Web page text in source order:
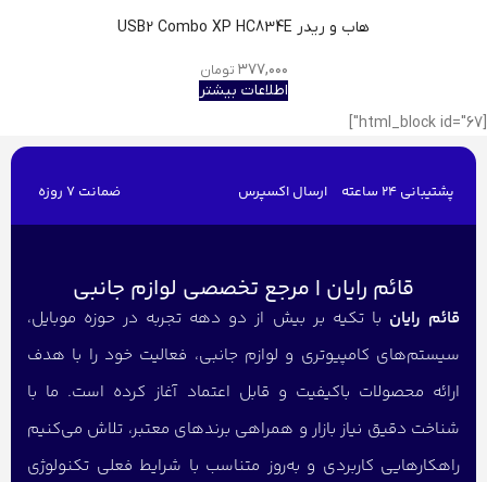
هاب و ریدر USB2 Combo XP HC834E
۳۷۷,۰۰۰ تومان
اطلاعات بیشتر
[html_block id="67"]
پشتیبانی 24 ساعته ارسال اکسپرس ضمانت 7 روزه
قائم رایان | مرجع تخصصی لوازم جانبی
قائم رایان با تکیه بر بیش از دو دهه تجربه در حوزه موبایل،
سیستم‌های کامپیوتری و لوازم جانبی، فعالیت خود را با هدف
ارائه محصولات باکیفیت و قابل اعتماد آغاز کرده است. ما با
شناخت دقیق نیاز بازار و همراهی برندهای معتبر، تلاش می‌کنیم
راهکارهایی کاربردی و به‌روز متناسب با شرایط فعلی تکنولوژی